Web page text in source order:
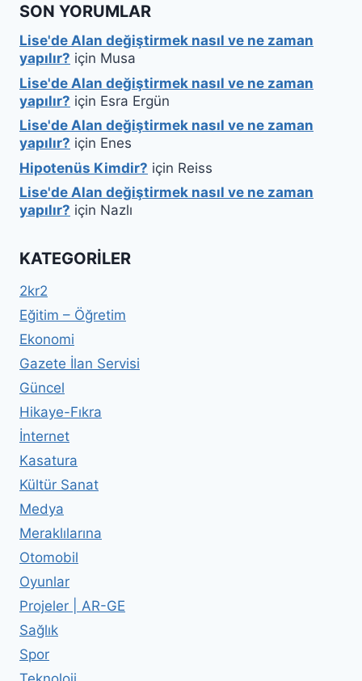
SON YORUMLAR
Lise'de Alan değiştirmek nasıl ve ne zaman
yapılır? için Musa
Lise'de Alan değiştirmek nasıl ve ne zaman
yapılır? için Esra Ergün
Lise'de Alan değiştirmek nasıl ve ne zaman
yapılır? için Enes
Hipotenüs Kimdir? için Reiss
Lise'de Alan değiştirmek nasıl ve ne zaman
yapılır? için Nazlı
KATEGORILER
2kr2
Eğitim – Öğretim
Ekonomi
Gazete İlan Servisi
Güncel
Hikaye-Fıkra
İnternet
Kasatura
Kültür Sanat
Medya
Meraklılarına
Otomobil
Oyunlar
Projeler | AR-GE
Sağlık
Spor